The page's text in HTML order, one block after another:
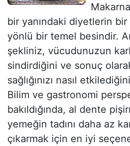
bir yanındaki diyetlerin bir
yönlü bir temel besindir.
şekliniz, vücudunuzun
sindirdiğini ve sonuç
sağlığınızı nasıl
Bilim ve gastronomi
bakıldığında, al dente
yemeğin tadını daha az
çıkarmak için en iyi